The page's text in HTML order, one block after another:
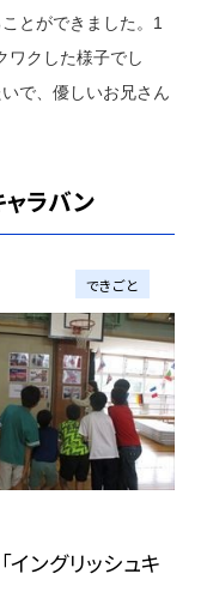
とができました。1
ワクした様子でし
で、優しいお兄さん
ラバン
できごと
イングリッシュキ